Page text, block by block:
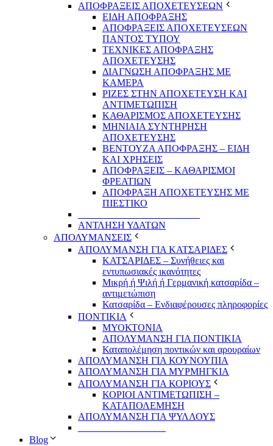
ΑΠΟΦΡΑΞΕΙΣ ΑΠΟΧΕΤΕΥΣΕΩΝ
ΕΙΔΗ ΑΠΟΦΡΑΞΗΣ
ΑΠΟΦΡΑΞΕΙΣ ΑΠΟΧΕΤΕΥΣΕΩΝ
ΠΑΝΤΟΣ ΤΥΠΟΥ
ΤΕΧΝΙΚΕΣ ΑΠΟΦΡΑΞΗΣ
ΑΠΟΧΕΤΕΥΣΗΣ
ΔΙΑΓΝΩΣΗ ΑΠΟΦΡΑΞΗΣ ΜΕ
ΚΑΜΕΡΑ
ΡΙΖΕΣ ΣΤΗΝ ΑΠΟΧΕΤΕΥΣΗ ΚΑΙ
ΑΝΤΙΜΕΤΩΠΙΣΗ
ΚΑΘΑΡΙΣΜΟΣ ΑΠΟΧΕΤΕΥΣΗΣ
ΜΗΝΙΑΙΑ ΣΥΝΤΗΡΗΣΗ
ΑΠΟΧΕΤΕΥΣΗΣ
ΒΕΝΤΟΥΖΑ ΑΠΟΦΡΑΞΗΣ – ΕΙΔΗ
ΚΑΙ ΧΡΗΣΕΙΣ
ΑΠΟΦΡΑΞΕΙΣ – ΚΑΘΑΡΙΣΜΟΙ
ΦΡΕΑΤΙΩΝ
ΑΠΟΦΡΑΞΗ ΑΠΟΧΕΤΕΥΣΗΣ ΜΕ
ΠΙΕΣΤΙΚΟ
ΑΝΤΛΗΣΗ ΥΔΑΤΩΝ
ΑΠΟΛΥΜΑΝΣΕΙΣ
ΑΠΟΛΥΜΑΝΣΗ ΓΙΑ ΚΑΤΣΑΡΙΔΕΣ
ΚΑΤΣΑΡΙΔΕΣ – Συνήθειες και
εντυπωσιακές ικανότητες
Μικρή ή Ψιλή ή Γερμανική κατσαρίδα –
αντιμετώπιση
Κατσαρίδα – Ενδιαφέρουσες πληροφορίες
ΠΟΝΤΙΚΙΑ
ΜΥΟΚΤΟΝΙΑ
ΑΠΟΛΥΜΑΝΣΗ ΓΙΑ ΠΟΝΤΙΚΙΑ
Καταπολέμηση ποντικών και αρουραίων
ΑΠΟΛΥΜΑΝΣΗ ΓΙΑ ΚΟΥΝΟΥΠΙΑ
ΑΠΟΛΥΜΑΝΣΗ ΓΙΑ ΜΥΡΜΗΓΚΙΑ
ΑΠΟΛΥΜΑΝΣΗ ΓΙΑ ΚΟΡΙΟΥΣ
ΚΟΡΙΟΙ ΑΝΤΙΜΕΤΩΠΙΣΗ –
ΚΑΤΑΠΟΛΕΜΗΣΗ
ΑΠΟΛΥΜΑΝΣΗ ΓΙΑ ΨΥΛΛΟΥΣ
Blog